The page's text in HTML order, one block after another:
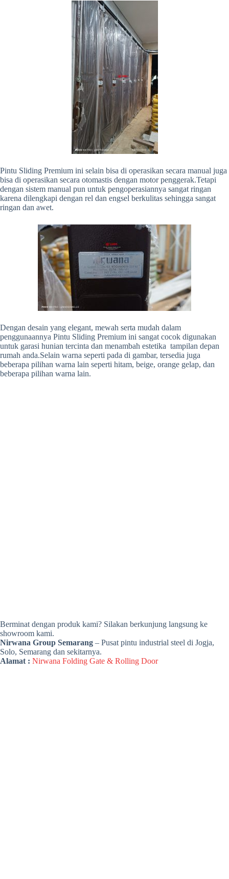
Pintu Sliding Premium ini selain bisa di operasikan secara manual juga
bisa di operasikan secara otomastis dengan motor penggerak.Tetapi
dengan sistem manual pun untuk pengoperasiannya sangat ringan
karena dilengkapi dengan rel dan engsel berkulitas sehingga sangat
ringan dan awet.
Dengan desain yang elegant, mewah serta mudah dalam
penggunaannya Pintu Sliding Premium ini sangat cocok digunakan
untuk garasi hunian tercinta dan menambah estetika tampilan depan
rumah anda.Selain warna seperti pada di gambar, tersedia juga
beberapa pilihan warna lain seperti hitam, beige, orange gelap, dan
beberapa pilihan warna lain.
Berminat dengan produk kami? Silakan berkunjung langsung ke
showroom kami.
Nirwana Group Semarang – Pusat pintu industrial steel di Jogja,
Solo, Semarang dan sekitarnya.
Alamat : Nirwana Folding Gate & Rolling Door